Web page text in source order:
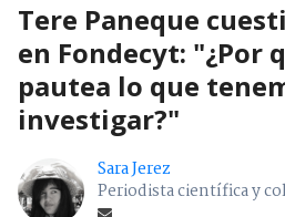
Tere Paneque
en Fondecyt: "¿Por
pautea lo que
investigar?"
Sara Jerez
Periodista científica y